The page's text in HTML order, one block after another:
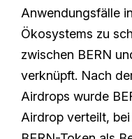
Anwendungsfälle
Ökosystems zu
zwischen BERN
verknüpft. Nach
Airdrops wurde
Airdrop verteilt,